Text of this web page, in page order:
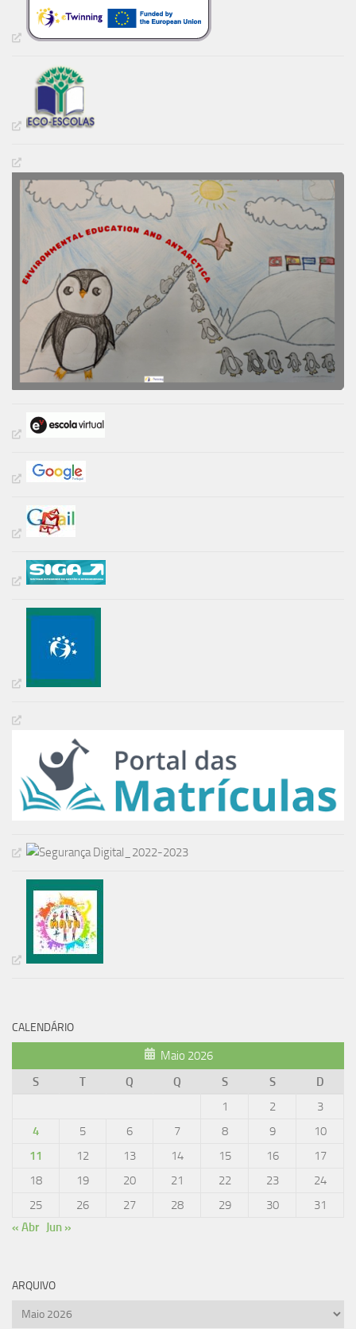
CALENDÁRIO
Maio 2026
S
T Q Q S S
D
1
2
3
4
5 6 7 8 9
10
11
12 13 14 15 16
17
18
19 20 21 22 23
24
25
26 27 28 29 30
31
« Abr Jun »
ARQUIVO
Arquivo